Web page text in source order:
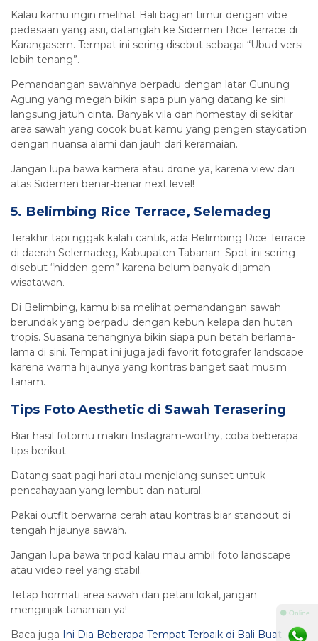
Kalau kamu ingin melihat Bali bagian timur dengan vibe
pedesaan yang asri, datanglah ke Sidemen Rice Terrace di
Karangasem. Tempat ini sering disebut sebagai “Ubud versi
lebih tenang”.
Pemandangan sawahnya berpadu dengan latar Gunung
Agung yang megah bikin siapa pun yang datang ke sini
langsung jatuh cinta. Banyak vila dan homestay di sekitar
area sawah yang cocok buat kamu yang pengen staycation
dengan nuansa alami dan jauh dari keramaian.
Jangan lupa bawa kamera atau drone ya, karena view dari
atas Sidemen benar-benar next level!
5. Belimbing Rice Terrace, Selemadeg
Terakhir tapi nggak kalah cantik, ada Belimbing Rice Terrace
di daerah Selemadeg, Kabupaten Tabanan. Spot ini sering
disebut “hidden gem” karena belum banyak dijamah
wisatawan.
Di Belimbing, kamu bisa melihat pemandangan sawah
berundak yang berpadu dengan kebun kelapa dan hutan
tropis. Suasana tenangnya bikin siapa pun betah berlama-
lama di sini. Tempat ini juga jadi favorit fotografer landscape
karena warna hijaunya yang kontras banget saat musim
tanam.
Tips Foto Aesthetic di Sawah Terasering
Biar hasil fotomu makin Instagram-worthy, coba beberapa
tips berikut
Datang saat pagi hari atau menjelang sunset untuk
pencahayaan yang lembut dan natural.
Pakai outfit berwarna cerah atau kontras biar standout di
tengah hijaunya sawah.
Jangan lupa bawa tripod kalau mau ambil foto landscape
atau video reel yang stabil.
Tetap hormati area sawah dan petani lokal, jangan
menginjak tanaman ya!
Baca juga
Ini Dia Beberapa Tempat Terbaik di Bali Buat
⚫ Online